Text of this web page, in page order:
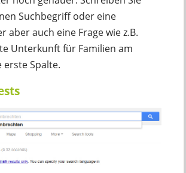
Suchbegriff oder eine
aber auch eine Frage wie z.B.
Unterkunft für Familien am
erste Spalte.